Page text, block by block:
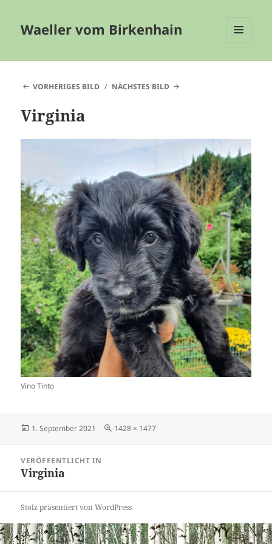
Waeller vom Birkenhain
VORHERIGES BILD
NÄCHSTES BILD
Virginia
Vino Tinto
Veröffentlicht
1. September 2021 Originalgröße
1428 × 1477
VERÖFFENTLICHT IN
Virginia
Stolz präsentiert von WordPress